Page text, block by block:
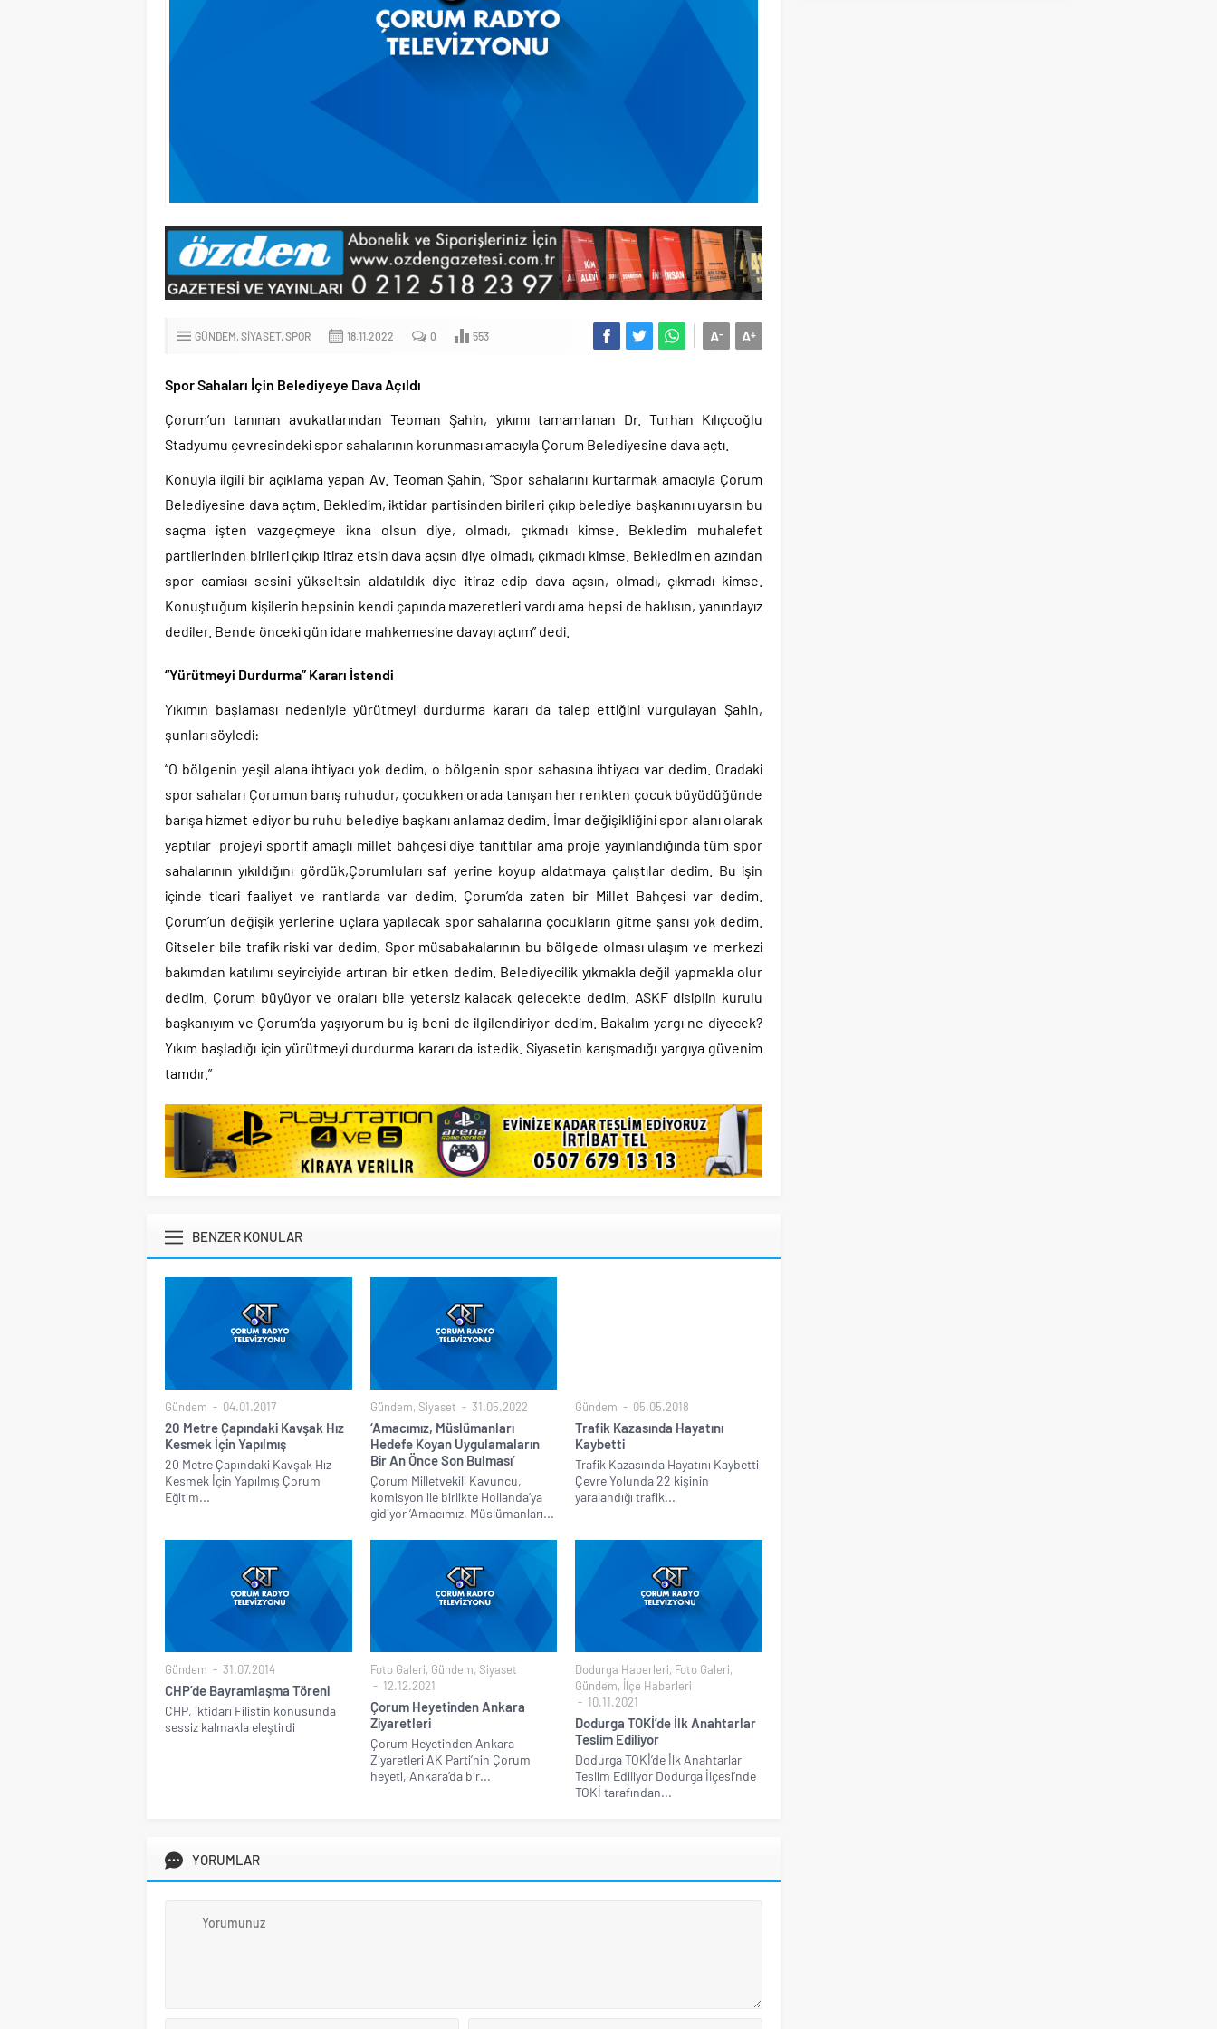
GÜNDEM SIYASET SPOR 18.11.2022 0 553 A+
A-
Spor Sahaları İçin Belediyeye Dava Açıldı
Çorum’un tanınan avukatlarından Teoman Şahin, yıkımı tamamlanan Dr. Turhan Kılıçcoğlu
Stadyumu çevresindeki spor sahalarının korunması amacıyla Çorum Belediyesine dava açtı.
Konuyla ilgili bir açıklama yapan Av. Teoman Şahin, “Spor sahalarını kurtarmak amacıyla Çorum
Belediyesine dava açtım. Bekledim, iktidar partisinden birileri çıkıp belediye başkanını uyarsın bu
saçma işten vazgeçmeye ikna olsun diye, olmadı, çıkmadı kimse. Bekledim muhalefet
partilerinden birileri çıkıp itiraz etsin dava açsın diye olmadı, çıkmadı kimse. Bekledim en azından
spor camiası sesini yükseltsin aldatıldık diye itiraz edip dava açsın, olmadı, çıkmadı kimse.
Konuştuğum kişilerin hepsinin kendi çapında mazeretleri vardı ama hepsi de haklısın, yanındayız
dediler. Bende önceki gün idare mahkemesine davayı açtım” dedi.
“Yürütmeyi Durdurma” Kararı İstendi
Yıkımın başlaması nedeniyle yürütmeyi durdurma kararı da talep ettiğini vurgulayan Şahin,
şunları söyledi:
“O bölgenin yeşil alana ihtiyacı yok dedim, o bölgenin spor sahasına ihtiyacı var dedim. Oradaki
spor sahaları Çorumun barış ruhudur, çocukken orada tanışan her renkten çocuk büyüdüğünde
barışa hizmet ediyor bu ruhu belediye başkanı anlamaz dedim. İmar değişikliğini spor alanı olarak
yaptılar projeyi sportif amaçlı millet bahçesi diye tanıttılar ama proje yayınlandığında tüm spor
sahalarının yıkıldığını gördük,Çorumluları saf yerine koyup aldatmaya çalıştılar dedim. Bu işin
içinde ticari faaliyet ve rantlarda var dedim. Çorum’da zaten bir Millet Bahçesi var dedim.
Çorum’un değişik yerlerine uçlara yapılacak spor sahalarına çocukların gitme şansı yok dedim.
Gitseler bile trafik riski var dedim. Spor müsabakalarının bu bölgede olması ulaşım ve merkezi
bakımdan katılımı seyirciyide artıran bir etken dedim. Belediyecilik yıkmakla değil yapmakla olur
dedim. Çorum büyüyor ve oraları bile yetersiz kalacak gelecekte dedim. ASKF disiplin kurulu
başkanıyım ve Çorum’da yaşıyorum bu iş beni de ilgilendiriyor dedim. Bakalım yargı ne diyecek?
Yıkım başladığı için yürütmeyi durdurma kararı da istedik. Siyasetin karışmadığı yargıya güvenim
tamdır.”
BENZER KONULAR
Gündem 04.01.2017
20 Metre Çapındaki Kavşak Hız
Kesmek İçin Yapılmış
20 Metre Çapındaki Kavşak Hız
Kesmek İçin Yapılmış Çorum
Eğitim...
Gündem, Siyaset 31.05.2022
‘Amacımız, Müslümanları
Hedefe Koyan Uygulamaların
Bir An Önce Son Bulması’
Çorum Milletvekili Kavuncu,
komisyon ile birlikte Hollanda’ya
gidiyor ‘Amacımız, Müslümanları...
Gündem 05.05.2018
Trafik Kazasında Hayatını
Kaybetti
Trafik Kazasında Hayatını Kaybetti
Çevre Yolunda 22 kişinin
yaralandığı trafik...
Gündem 31.07.2014
CHP’de Bayramlaşma Töreni
CHP, iktidarı Filistin konusunda
sessiz kalmakla eleştirdi
Foto Galeri, Gündem, Siyaset
12.12.2021
Çorum Heyetinden Ankara
Ziyaretleri
Çorum Heyetinden Ankara
Ziyaretleri AK Parti’nin Çorum
heyeti, Ankara’da bir...
Dodurga Haberleri, Foto Galeri,
Gündem, İlçe Haberleri
10.11.2021
Dodurga TOKİ’de İlk Anahtarlar
Teslim Ediliyor
Dodurga TOKİ’de İlk Anahtarlar
Teslim Ediliyor Dodurga İlçesi’nde
TOKİ tarafından...
YORUMLAR